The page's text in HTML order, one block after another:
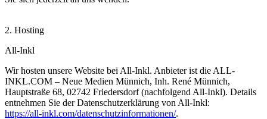
2. Hosting
All-Inkl
Wir hosten unsere Website bei All-Inkl. Anbieter ist die ALL-
INKL.COM – Neue Medien Münnich, Inh. René Münnich,
Hauptstraße 68, 02742 Friedersdorf (nachfolgend All-Inkl). Details
entnehmen Sie der Datenschutzerklärung von All-Inkl:
https://all-inkl.com/datenschutzinformationen/.